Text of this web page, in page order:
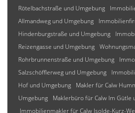
Rötelbachstraße und Umgebung
Allmandweg und Umgebung
Hindenburgstraße und Umgebung
Reizengasse und Umgebung
Rohrbrunnenstraße und Umgebung
Salzschöfflerweg und Umgebung
Hof und Umgebung
Makler für Calw
Umgebung
Maklerbüro für Calw Im Gütle
Immobilienmakler für Calw Isolde-Kurz-